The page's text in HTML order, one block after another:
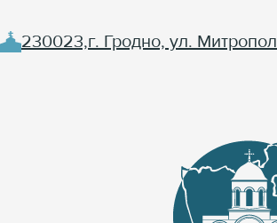
230023,г. Гродно, ул.